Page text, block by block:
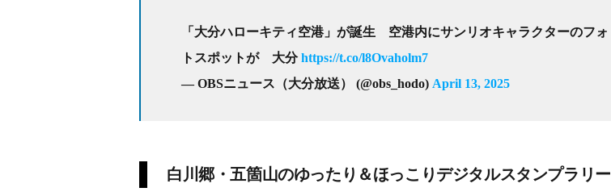
「大分ハローキティ空港」が誕生 空港内にサンリオキャラクターのフォ
トスポットが 大分https://t.co/l8Ovaholm7
— OBSニュース（大分放送） (@obs_hodo) April 13, 2025
白川郷・五箇山のゆったり＆ほっこりデジタルスタンプラリー